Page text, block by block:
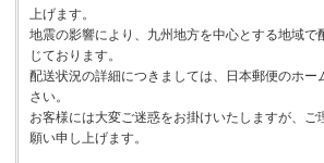
上げます。
地震の影響により、九州地方を中心とする地域で
じております。
配送状況の詳細につきましては、日本郵便のホー
さい。
お客様には大変ご迷惑をお掛けいたしますが、ご
願い申し上げます。